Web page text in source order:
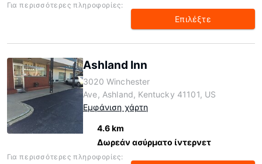
Για περισσότερες πληροφορίες:
Επιλέξτε
Ashland Inn
3020 Winchester
Ave, Ashland, Kentucky 41101, US
Εμφάνιση χάρτη
4.6 km
Δωρεάν ασύρματο ίντερνετ
Για περισσότερες πληροφορίες: